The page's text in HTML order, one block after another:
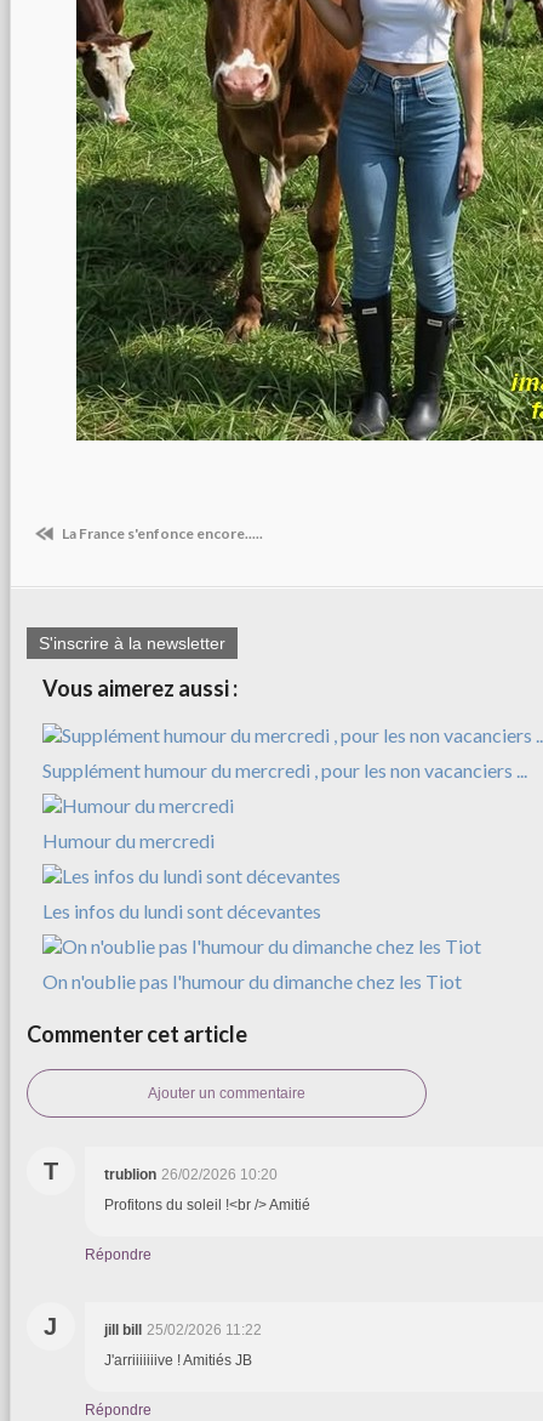
La France s'enfonce encore.....
S'inscrire à la newsletter
Vous aimerez aussi :
Supplément humour du mercredi , pour les non vacanciers ...
Humour du mercredi
Les infos du lundi sont décevantes
On n'oublie pas l'humour du dimanche chez les Tiot
Commenter cet article
Ajouter un commentaire
T trublion 26/02/2026 10:20
Profitons du soleil !<br /> Amitié
Répondre
J jill bill
25/02/2026 11:22
J'arriiiiiiive ! Amitiés JB
Répondre